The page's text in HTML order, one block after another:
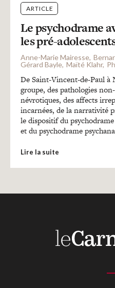
Blocs-notes
Recherches
Entretiens
Revues
Colloque
Mon compte
ARTICLE
Le psychodrame
les pré-
Anne-Marie Mairesse
Gérard Bayle Maïté Klahr
De Saint-Vincent-de-Paul à
groupe, des pathologies
névrotiques, des affects
incarnées, de la narrativité
le dispositif du
et du psychodrame
Lire la suite